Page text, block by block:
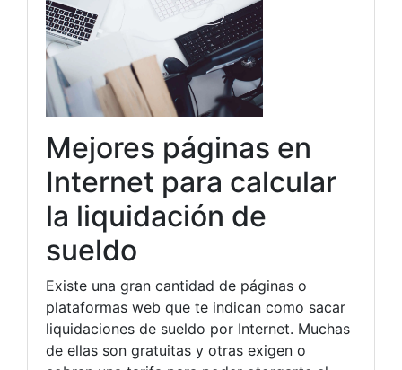
Mejores páginas en
Internet para calcular
la liquidación de
sueldo
Existe una gran cantidad de páginas o
plataformas web que te indican como sacar
liquidaciones de sueldo por Internet. Muchas
de ellas son gratuitas y otras exigen o